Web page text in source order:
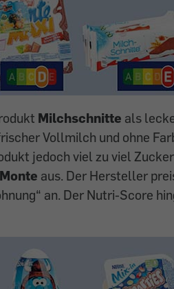
Milchschnitte als
Vollmilch und ohne
jedoch viel zu viel
aus. Der Hersteller
an. Der Nutri-Score